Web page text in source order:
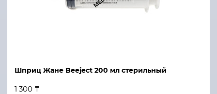
Шприц Жане Beeject 200 мл стерильный
1 300 ₸